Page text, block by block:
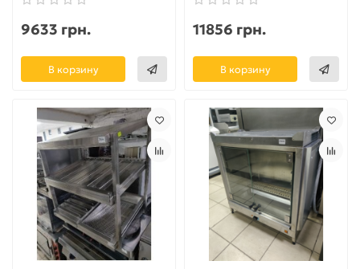
9633 грн.
В корзину
11856 грн.
В корзину